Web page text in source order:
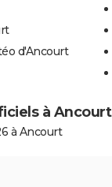
d'Ancourt
à Ancourt
à Ancourt